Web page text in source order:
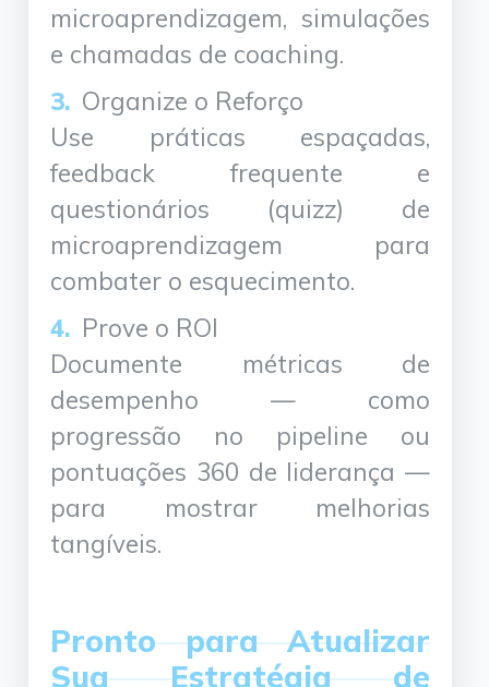
microaprendizagem, simulações
e chamadas de coaching.
Organize o Reforço
Use práticas espaçadas,
feedback frequente e
questionários (quizz) de
microaprendizagem para
combater o esquecimento.
Prove o ROI
Documente métricas de
desempenho — como
progressão no pipeline ou
pontuações 360 de liderança —
para mostrar melhorias
tangíveis.
Pronto para Atualizar
Sua Estratégia de